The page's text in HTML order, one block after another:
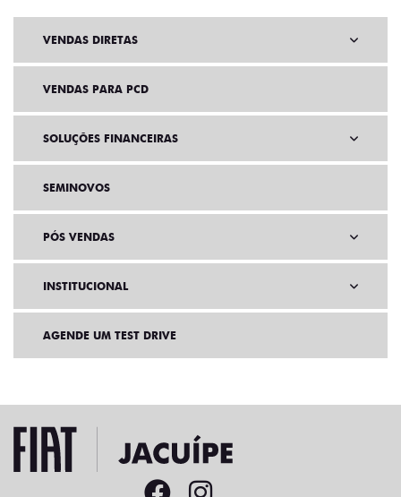
VENDAS DIRETAS
VENDAS PARA PCD
SOLUÇÕES FINANCEIRAS
SEMINOVOS
PÓS VENDAS
INSTITUCIONAL
AGENDE UM TEST DRIVE